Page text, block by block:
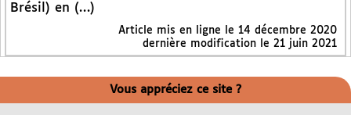
Brésil) en (…)
Article mis en ligne le 14 décembre 2020
dernière modification le 21 juin 2021
Vous appréciez ce site ?